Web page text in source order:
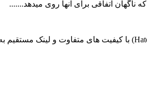
اتفاقی برای آنها روی میدهد.......